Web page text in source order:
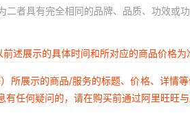
者具有完全相同的品牌、品质、功效或功
述展示的具体时间和所对应的商品价格为
展示的商品/服务的标题、价格、详情
任何疑问的，请在购买前通过阿里旺旺